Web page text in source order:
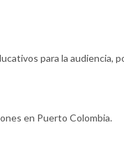
para la audiencia,
en Puerto Colombia.